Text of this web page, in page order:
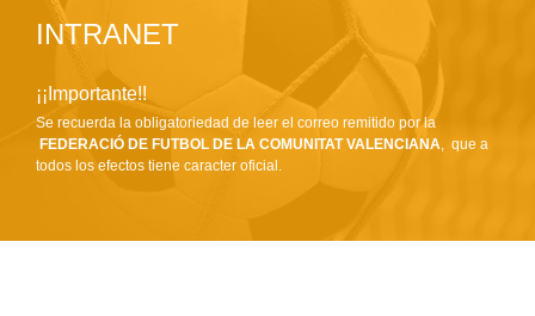
INTRANET
¡¡Importante!!
Se recuerda la obligatoriedad de leer el correo remitido por la
FEDERACIÓ DE FUTBOL DE LA COMUNITAT VALENCIANA, que a
todos los efectos tiene caracter oficial.